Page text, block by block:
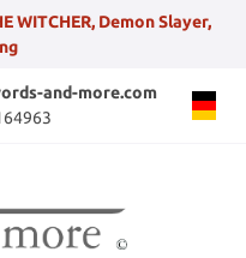
WITCHER, Demon Slayer,
and-more.com